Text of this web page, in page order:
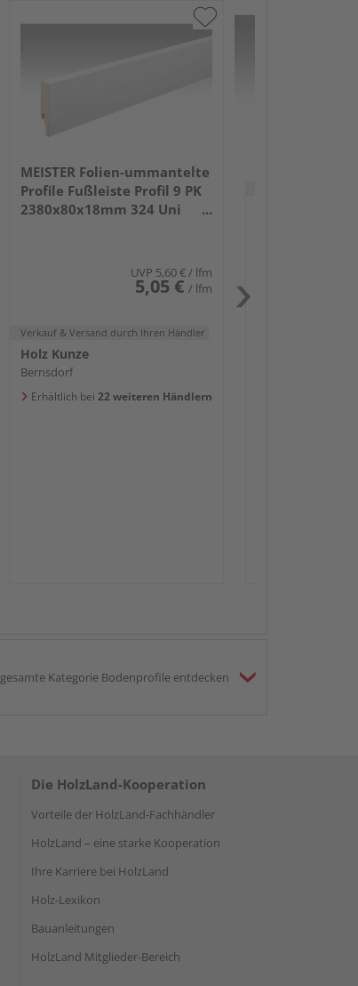
MEISTER Folien-ummantelte
Profile Fußleiste Profil 9 PK
2380x80x18mm 324 Uni
UVP 5,60 € / lfm
5,05 € / lfm
Verkauf & Versand durch Ihren Händler
Holz Kunze
Bernsdorf
Erhältlich bei 22 weiteren Händlern
gesamte Kategorie Bodenprofile entdecken
Die HolzLand-Kooperation
Vorteile der HolzLand-Fachhändler
HolzLand – eine starke Kooperation
Ihre Karriere bei HolzLand
Holz-Lexikon
Bauanleitungen
HolzLand Mitglieder-Bereich